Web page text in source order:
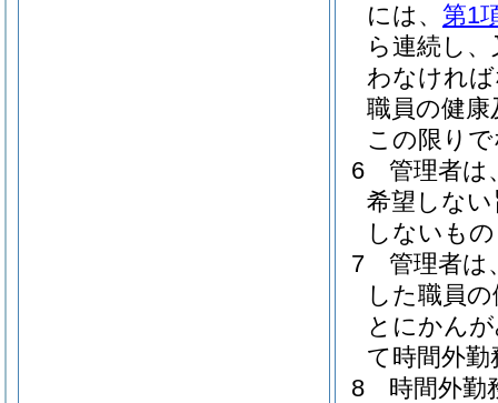
には、 第1
ら連続し
わなけれ
職員の健
この限り
6
管理者は
希望しな
しないも
7
管理者は
した職員
とにかん
て時間外
8
時間外勤